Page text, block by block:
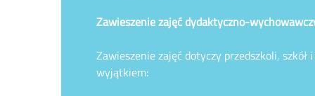
Zawieszenie zajęć dydaktyczno-
Zawieszenie zajęć dotyczy przedszkoli,
wyjątkiem: